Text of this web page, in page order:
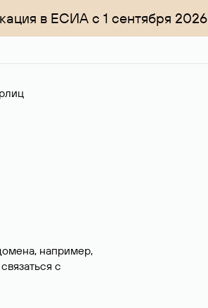
в ЕСИА с 1 сентября 2026
например,
с